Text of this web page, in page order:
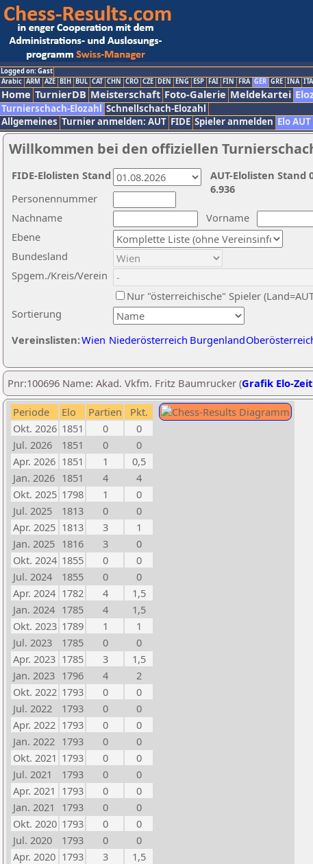
Logged on: Gast
Arabic ARM AZE BIH BUL CAT CHN CRO CZE DEN ENG ESP FAI FIN FRA GER GRE INA ITA
Home TurnierDB Meisterschaft Foto-Galerie Meldekartei
Turnierschach-Elozahl Schnellschach-Elozahl
Allgemeines Turnier anmelden: AUT FIDE Spieler anmelden Elo AUT
Willkommen bei den offiziellen
Nachname
Vorname
Ebene
Sortierung
Personennummer
Bundesland
Spgem./Kreis/Verein
Nur "österreichische" Spieler
Vereinslisten:Wien Niederösterreich Burgenland
AUT-Elolisten Stand
6.936
FIDE-Elolisten Stand
Pnr:100696 Name: Akad. Vkfm. Fritz Baumrucker (Grafik Elo-
Periode Elo Partien
Pkt.
Okt. 2026 1851 0
0
Jul. 2026
1851 0
0
Apr. 2026 1851 1
0,5
Jan. 2026 1851 4
4
Okt. 2025 1798 1
0
Jul. 2025
1813 0
0
Apr. 2025 1813 3
1
Jan. 2025 1816 3
0
Okt. 2024 1855 0
0
Jul. 2024
1855 0
0
Apr. 2024 1782 4
1,5
Jan. 2024 1785 4
1,5
Okt. 2023 1789 1
1
Jul. 2023
1785 0
0
Apr. 2023 1785 3
1,5
Jan. 2023 1796 4
2
Okt. 2022 1793 0
0
Jul. 2022
1793 0
0
Apr. 2022 1793 0
0
Jan. 2022 1793 0
0
Okt. 2021 1793 0
0
Jul. 2021
1793 0
0
Apr. 2021 1793 0
0
Jan. 2021
1793 0
0
Okt. 2020 1793 0
0
Jul. 2020
1793 0
0
Apr. 2020 1793 3
1,5